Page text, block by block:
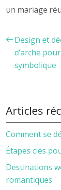
un mariage
Design et
d’arche
symbolique
Articles
Comment se
Étapes clés
Destinations
romantiques